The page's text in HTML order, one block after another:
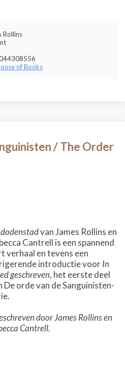
Rollins
of Books
/ The Order
van James Rollins en
Cantrell is een spannend
verhaal en tevens een
introductie voorIn
geschreven, het eerste deel
De orde van de Sanguinisten-
door James Rollins en
Cantrell.